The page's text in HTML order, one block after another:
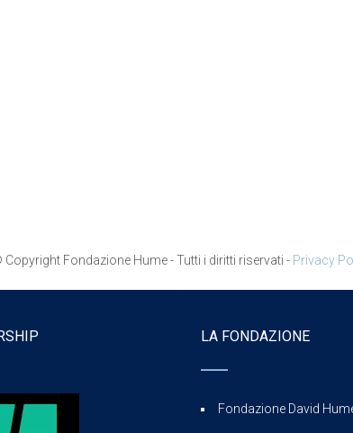
Copyright Fondazione Hume - Tutti i diritti riservati - Privacy
LA FONDAZIONE
Fondazione David